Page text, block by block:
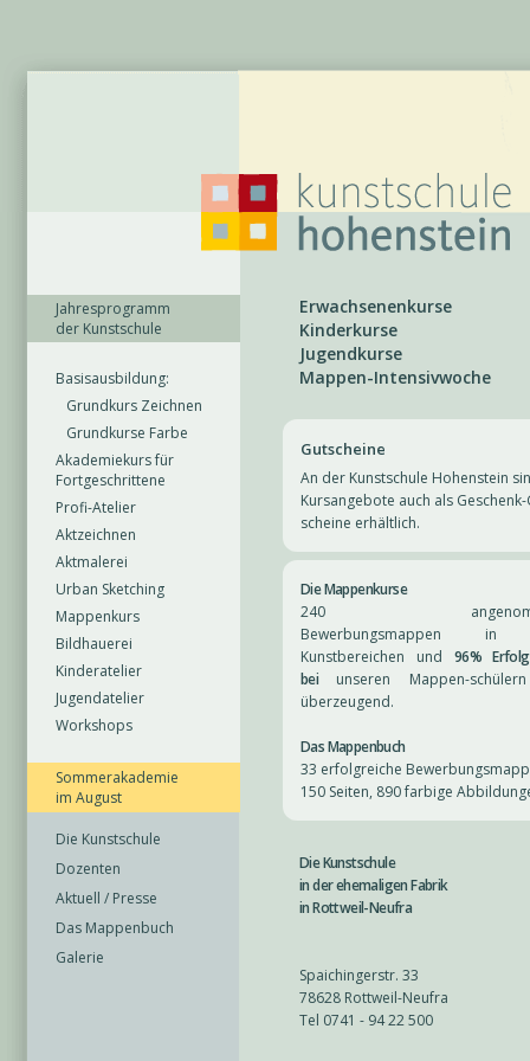
Jahresprogramm
der Kunstschule
Basisausbildung:
Grundkurs Zeichnen
Grundkurse Farbe
Akademiekurs für
Fortgeschrittene
Profi-Atelier
Aktzeichnen
Aktmalerei
Urban Sketching
Mappenkurs
Bildhauerei
Kinderatelier
Jugendatelier
Workshops
Sommerakademie
im August
Die Kunstschule
Dozenten
Aktuell / Presse
Das Mappenbuch
Galerie
Erwachsenenkurse
Kinderkurse
Jugendkurse
Mappen-Intensivwoche
Gutscheine
An der Kunstschule Hohenstein
Kursangebote auch als Geschenk-
scheine erhältlich.
Die Mappenkurse
240
Bewerbungsmappen in
Kunstbereichen und 96%
beiunseren Mappen-
überzeugend.
Das Mappenbuch
33 erfolgreiche
150 Seiten, 890 farbige
Die Kunstschule
in der ehemaligen Fabrik
in Rottweil-Neufra
Spaichingerstr. 33
78628 Rottweil-Neufra
Tel 0741 - 94 22 500